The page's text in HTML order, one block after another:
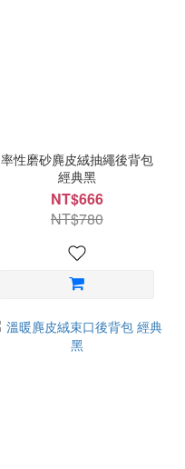
率性磨砂麂皮絨抽繩後背包
經典黑
NT$666
NT$780